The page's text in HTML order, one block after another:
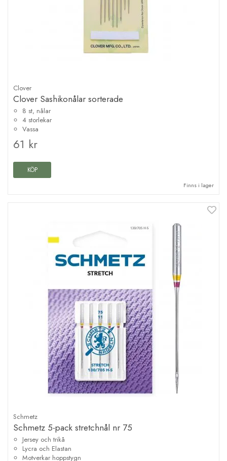
Clover
Clover Sashikonålar sorterade
8 st, nålar
4 storlekar
Vassa
61 kr
KÖP
Finns i lager
Schmetz
Schmetz 5-pack stretchnål nr 75
Jersey och trikå
Lycra och Elastan
Motverkar hoppstygn